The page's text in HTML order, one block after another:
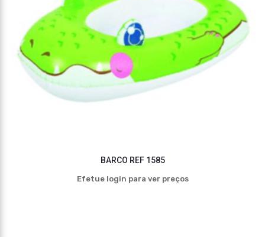
BARCO REF 1585
Efetue login para ver preços